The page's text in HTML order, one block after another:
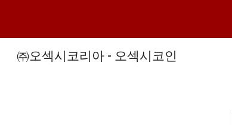
㈜오섹시코리아 - 오섹시코인